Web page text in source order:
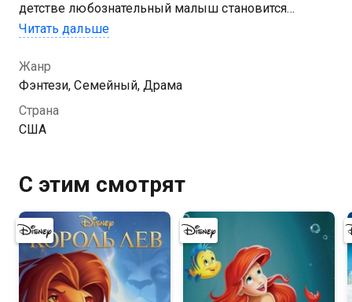
детстве любознательный малыш становится
жертвой интриг своего завистливого дяди Шрама,
Читать дальше
Жанр
Фэнтези, Семейный, Драма
Страна
США
С этим смотрят